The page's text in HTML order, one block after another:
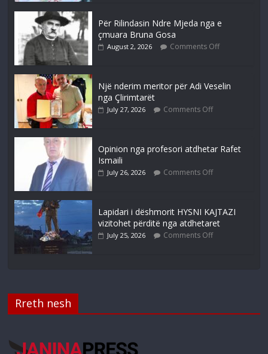
Për Rilindasin Ndre Mjeda nga e
çmuara Bruna Gosa
August 2, 2026 Comments Off
Një nderim meritor për Adi Veselin
nga Çlirimtarët
July 27, 2026 Comments Off
Opinion nga profesori atdhetar Rafet
Ismaili
July 26, 2026 Comments Off
Lapidari i dëshmorit HYSNI KAJTAZI
vizitohet përditë nga atdhetaret
July 25, 2026 Comments Off
Rreth nesh